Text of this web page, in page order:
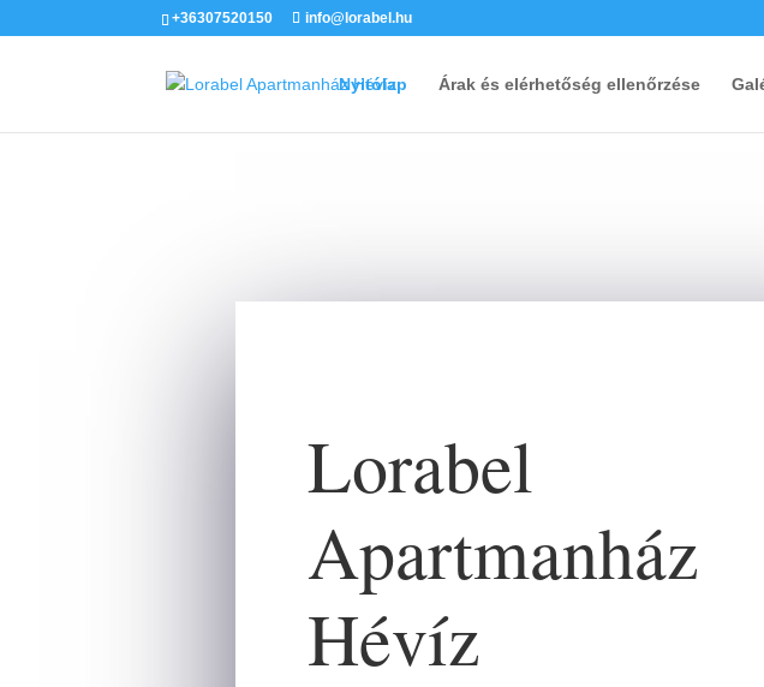
+36307520150 info@lorabel.hu
Nyitólap Árak és elérhetőség ellenőrzése
Lorabel
Apartmanház
Hévíz